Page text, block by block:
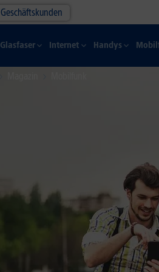
Geschäftskunden
Glasfaser Internet Handys